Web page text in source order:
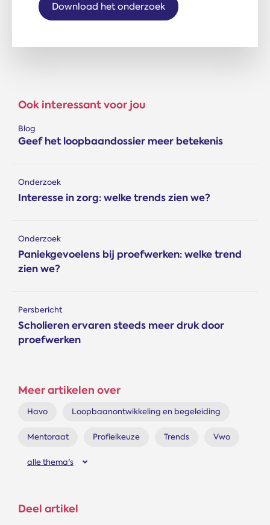
Download het onderzoek
Ook interessant voor jou
Blog
Geef het loopbaandossier meer betekenis
Onderzoek
Interesse in zorg: welke trends zien we?
Onderzoek
Paniekgevoelens bij proefwerken: welke trend
zien we?
Persbericht
Scholieren ervaren steeds meer druk door
proefwerken
Meer artikelen over
Havo Loopbaanontwikkeling en begeleiding
Mentoraat Profielkeuze Trends Vwo
alle thema's
Deel artikel